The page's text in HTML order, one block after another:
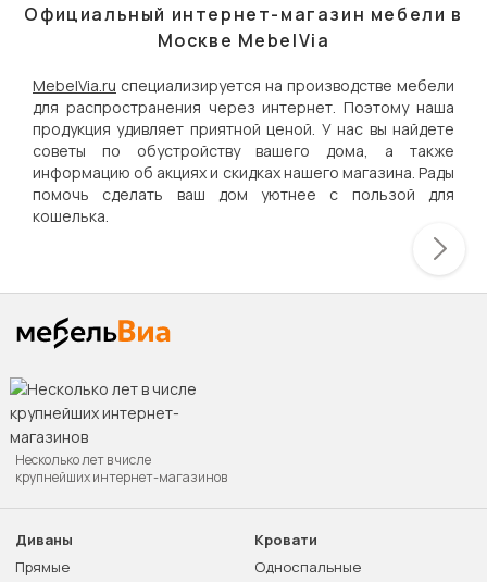
Официальный интернет-магазин мебели в
Москве MebelVia
MebelVia.ru специализируется на производстве мебели
для распространения через интернет. Поэтому наша
продукция удивляет приятной ценой. У нас вы найдете
советы по обустройству вашего дома, а также
информацию об акциях и скидках нашего магазина. Рады
помочь сделать ваш дом уютнее с пользой для
кошелька.
Несколько лет в числе
крупнейших интернет-магазинов
Диваны
Прямые
Кровати
Односпальные